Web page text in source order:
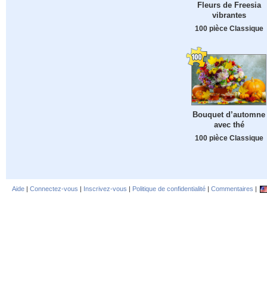
Fleurs de Freesia
vibrantes
100 pièce Classique
Bouquet d’automne
avec thé
100 pièce Classique
Aide | Connectez-vous | Inscrivez-vous | Politique de confidentialité | Commentaires |